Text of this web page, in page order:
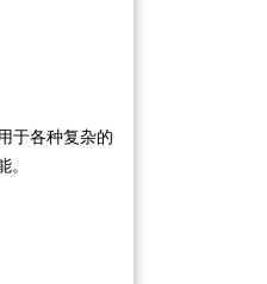
于各种复杂的
。